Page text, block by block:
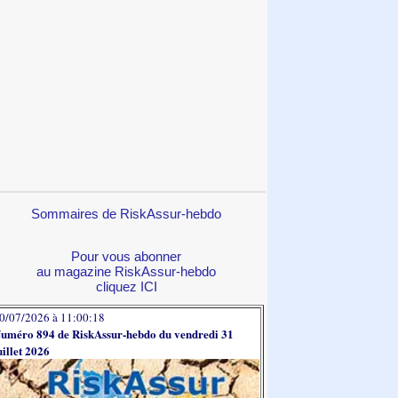
Sommaires de RiskAssur-hebdo
Pour vous abonner
au magazine RiskAssur-hebdo
cliquez ICI
07/2026 à 11:00:18
894 de RiskAssur-hebdo du vendredi 31
2026